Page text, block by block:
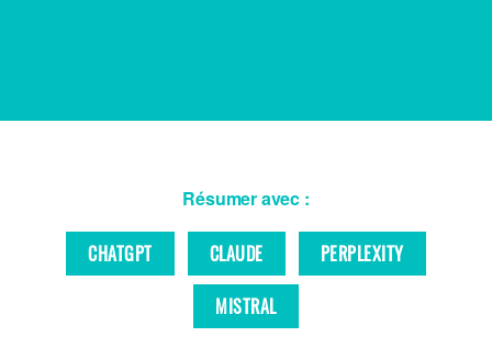
Résumer avec :
CHATGPT CLAUDE
PERPLEXITY
MISTRAL